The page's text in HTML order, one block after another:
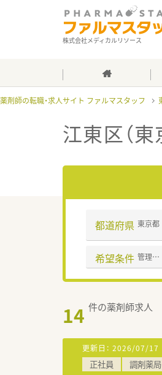
株式会社メディカルリソース
薬剤師の転職・求人サイト ファルマスタッフ
江東区（
都道府県 東京都
希望条件 管理薬剤師
14 件の薬剤師求人
更新日： 2026/07/17
正社員 調剤薬局